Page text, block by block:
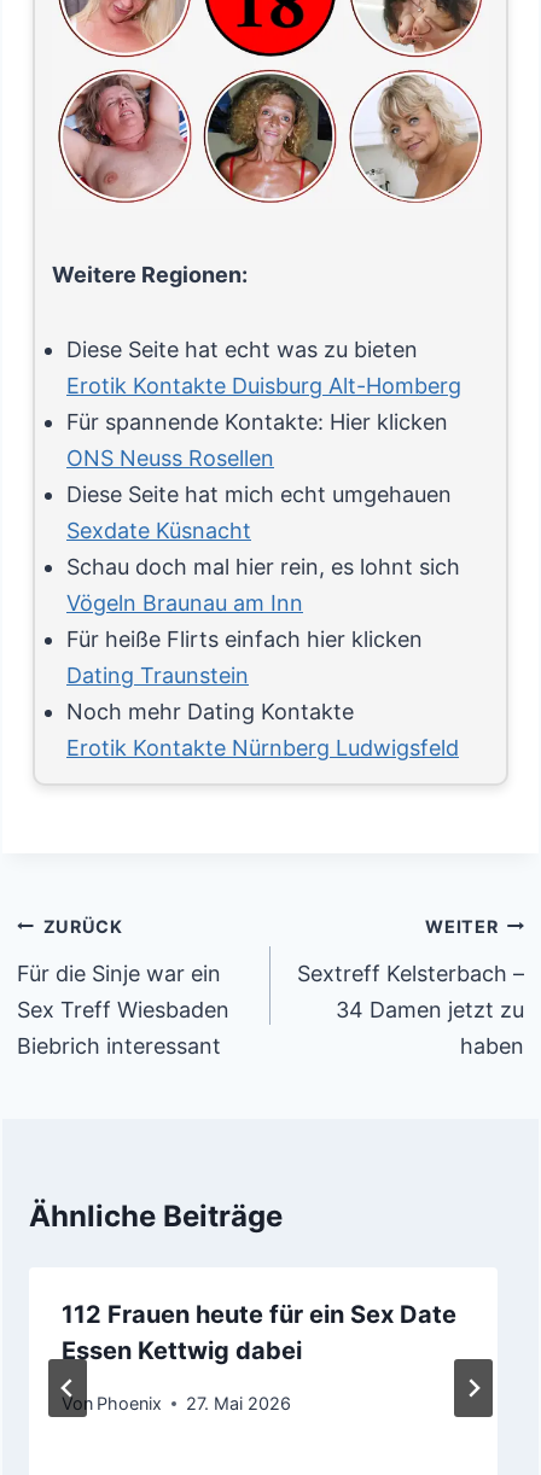
Weitere Regionen:
Diese Seite hat echt was zu bieten
Erotik Kontakte Duisburg Alt-Homberg
Für spannende Kontakte: Hier klicken
ONS Neuss Rosellen
Diese Seite hat mich echt umgehauen
Sexdate Küsnacht
Schau doch mal hier rein, es lohnt sich
Vögeln Braunau am Inn
Für heiße Flirts einfach hier klicken
Dating Traunstein
Noch mehr Dating Kontakte
Erotik Kontakte Nürnberg Ludwigsfeld
Beitragsnavigation
ZURÜCK
Für die Sinje war ein
Sex Treff Wiesbaden
Biebrich interessant
WEITER
Sextreff Kelsterbach –
34 Damen jetzt zu
haben
Ähnliche Beiträge
112 Frauen heute für ein Sex Date
Essen Kettwig dabei
Von Phoenix 27. Mai 2026